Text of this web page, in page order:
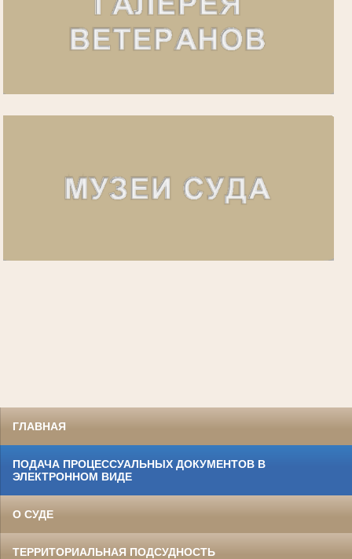
ГЛАВНАЯ
ПОДАЧА ПРОЦЕССУАЛЬНЫХ ДОКУМЕНТОВ В
ЭЛЕКТРОННОМ ВИДЕ
О СУДЕ
ТЕРРИТОРИАЛЬНАЯ ПОДСУДНОСТЬ